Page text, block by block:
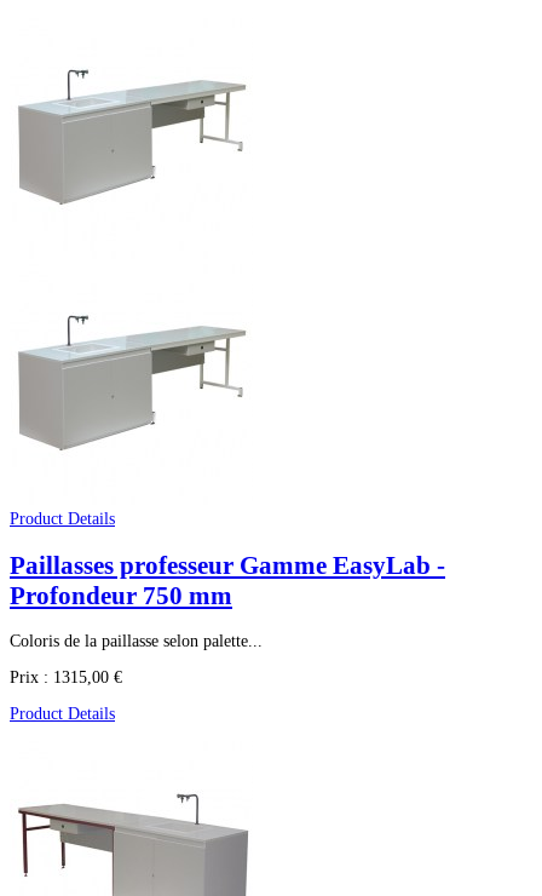
Product Details
Paillasses professeur Gamme EasyLab -
Profondeur 750 mm
Coloris de la paillasse selon palette...
Prix : 1315,00 €
Product Details